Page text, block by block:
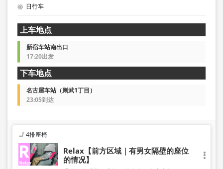
日行车
上车地点
新宿车站南出口
17:20出发
下车地点
名古屋车站（则武1丁目）
23:05到达
4排座椅
Relax【前方区域｜有男女隔壁的座位
的情况】